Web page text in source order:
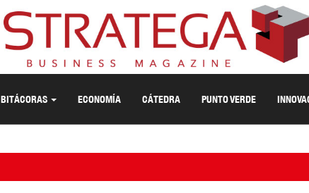
BITÁCORAS ECONOMÍA CÁTEDRA PUNTO VERDE